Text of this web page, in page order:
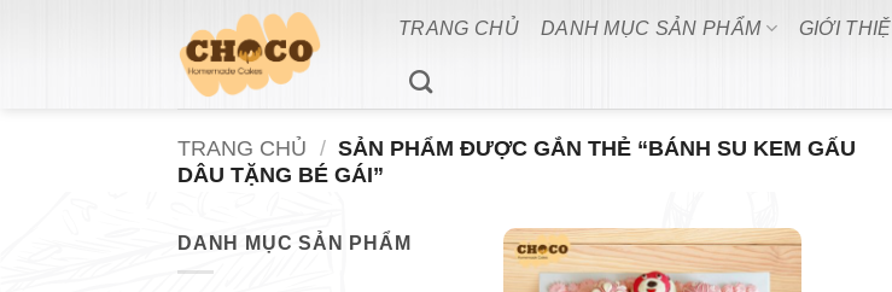
TRANG CHỦ DANH MỤC SẢN PHẨM GIỚI
TRANG CHỦ / SẢN PHẨM ĐƯỢC GẮN THẺ “BÁNH SU KEM GẤU
DÂU TẶNG BÉ GÁI”
DANH MỤC SẢN PHẨM